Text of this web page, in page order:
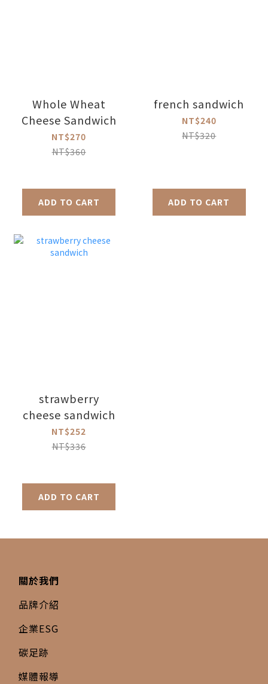
Whole Wheat
Cheese Sandwich
NT$270
NT$360
ADD TO CART
french sandwich
NT$240
NT$320
ADD TO CART
strawberry
cheese sandwich
NT$252
NT$336
ADD TO CART
關於我們
品牌介紹
企業ESG
碳足跡
媒體報導